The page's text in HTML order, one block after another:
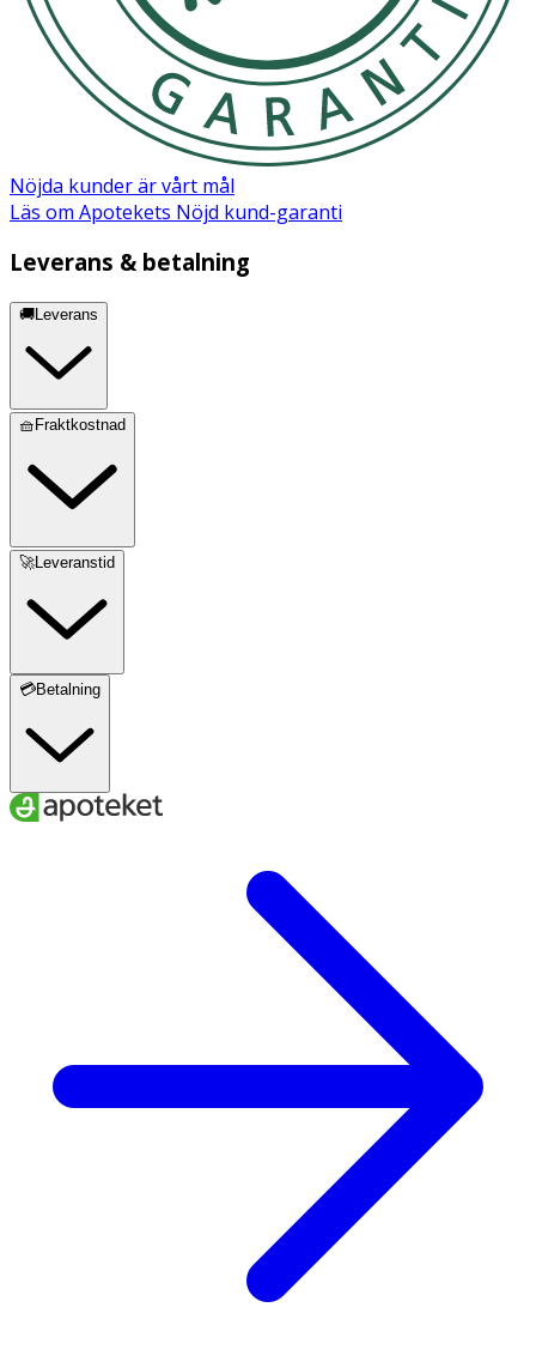
Nöjda kunder är vårt mål
Läs om Apotekets Nöjd kund-garanti
Leverans & betalning
🚚Leverans
🧺Fraktkostnad
🚀Leveranstid
💳Betalning